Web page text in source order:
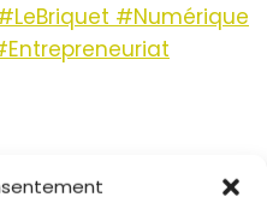
#Numérique